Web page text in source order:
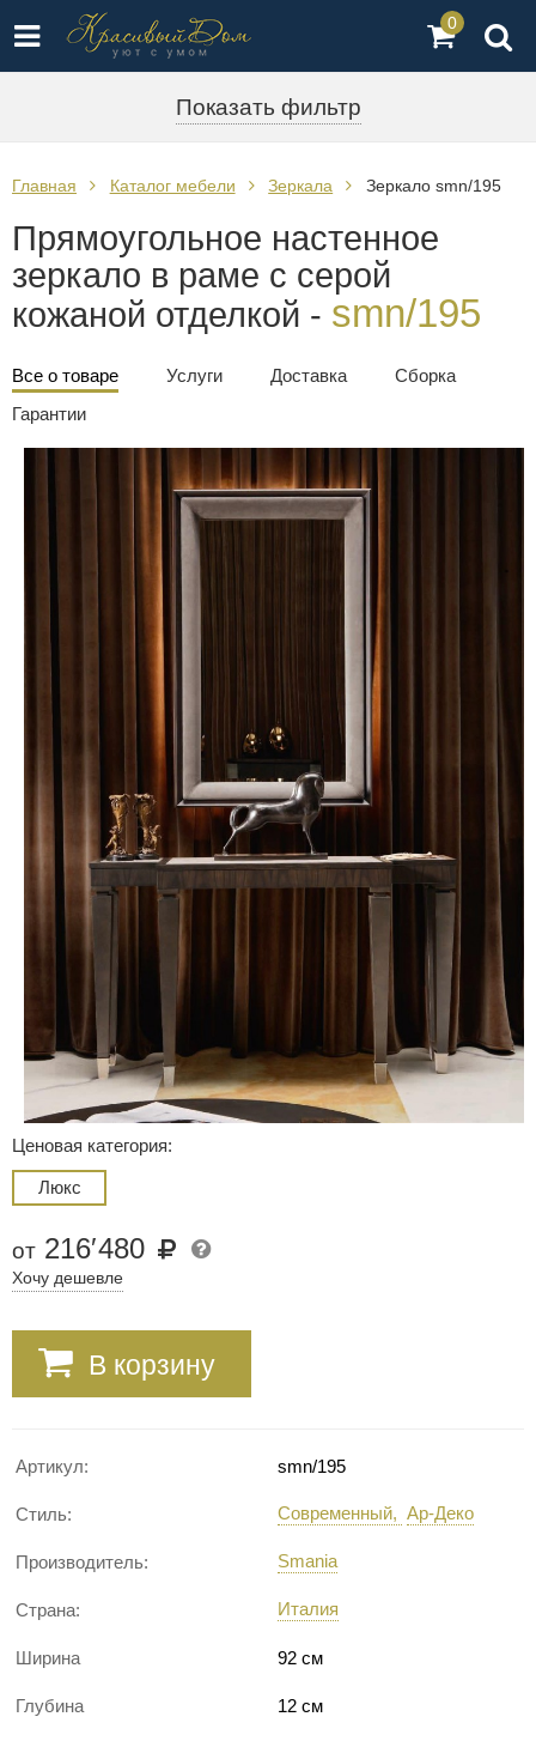
0
Показать фильтр
Главная Каталог мебели Зеркала Зеркало smn/195
Прямоугольное настенное
зеркало в раме с серой
кожаной отделкой - smn/195
Все о товаре Услуги Доставка
Сборка
Гарантии
Ценовая категория:
Люкс
от 216′480
Хочу дешевле
В корзину
Артикул: smn/195
Стиль: Современный Ар-Деко
Производитель: Smania
Страна: Италия
Ширина 92 см
Глубина 12 см